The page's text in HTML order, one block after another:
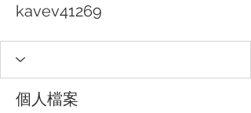
kavev41269
個人檔案